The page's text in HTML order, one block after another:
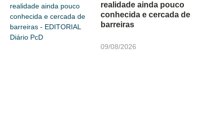
realidade ainda pouco
conhecida e cercada de
barreiras
09/08/2026